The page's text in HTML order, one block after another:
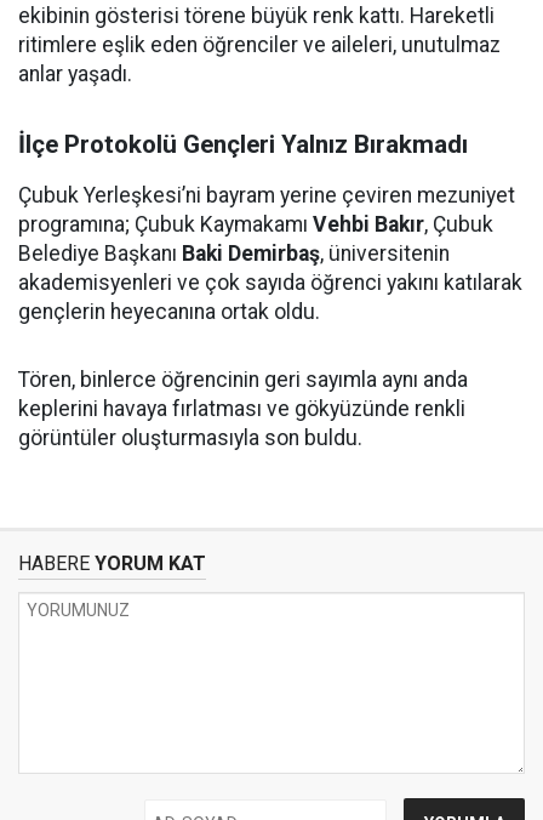
ekibinin gösterisi törene büyük renk kattı. Hareketli
ritimlere eşlik eden öğrenciler ve aileleri, unutulmaz
anlar yaşadı.
İlçe Protokolü Gençleri Yalnız Bırakmadı
Çubuk Yerleşkesi’ni bayram yerine çeviren mezuniyet
programına; Çubuk Kaymakamı Vehbi Bakır, Çubuk
Belediye Başkanı Baki Demirbaş, üniversitenin
akademisyenleri ve çok sayıda öğrenci yakını katılarak
gençlerin heyecanına ortak oldu.
Tören, binlerce öğrencinin geri sayımla aynı anda
keplerini havaya fırlatması ve gökyüzünde renkli
görüntüler oluşturmasıyla son buldu.
HABERE YORUM KAT